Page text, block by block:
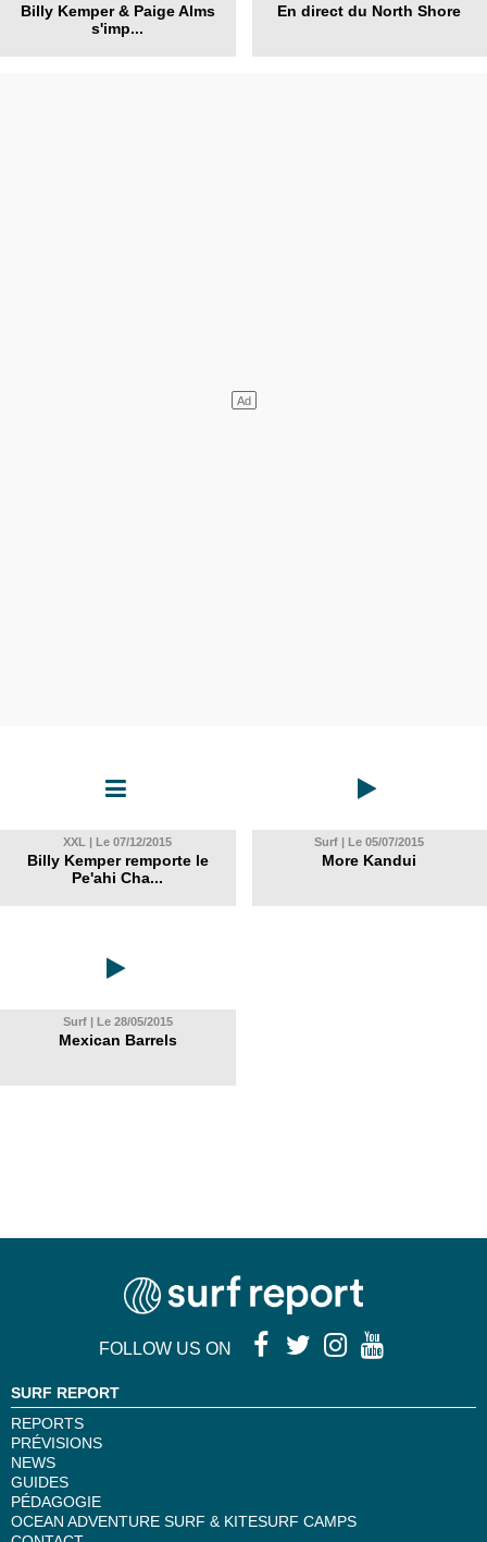
Billy Kemper & Paige Alms
s'imp...
En direct du North Shore
XXL | Le 07/12/2015
Billy Kemper remporte le
Pe'ahi Cha...
Surf | Le 05/07/2015
More Kandui
Surf | Le 28/05/2015
Mexican Barrels
FOLLOW US ON
SURF REPORT
REPORTS
PRÉVISIONS
NEWS
GUIDES
PÉDAGOGIE
OCEAN ADVENTURE SURF & KITESURF CAMPS